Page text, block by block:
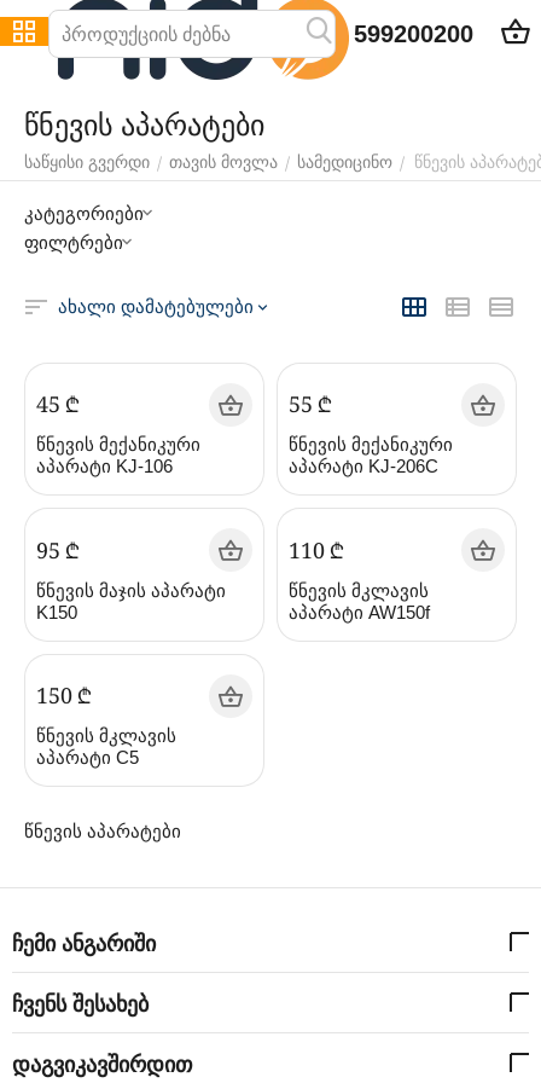
599200200
წნევის აპარატები
საწყისი გვერდი / თავის მოვლა / სამედიცინო / წნევის
კატეგორიები
ფილტრები
წნევის აპარატები
ახალი დამატებულები
‍45‍ ₾
წნევის მექანიკური
აპარატი KJ-106
‍55‍ ₾
წნევის მექანიკური
აპარატი KJ-206C
‍95‍ ₾
წნევის მაჯის აპარატი
K150
‍110‍ ₾
წნევის მკლავის
აპარატი AW150f
‍150‍₾
წნევის მკლავის
აპარატი C5
ჩემი ანგარიში
ჩვენს შესახებ
დაგვიკავშირდით